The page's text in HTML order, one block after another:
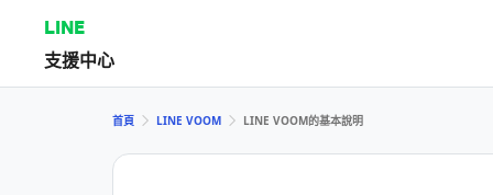
LINE
支援中心
首頁 LINE VOOM LINE VOOM的基本說明